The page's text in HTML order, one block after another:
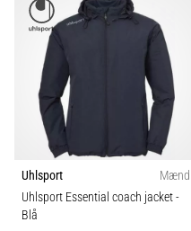
Uhlsport
Mænd
Uhlsport Essential coach jacket-
Blå